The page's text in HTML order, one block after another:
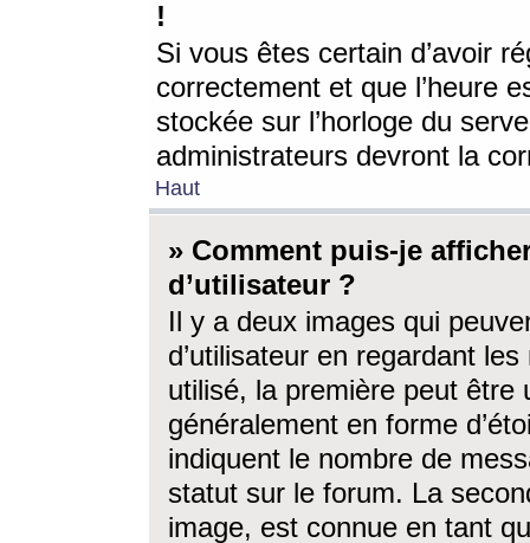
!
Si vous êtes certain d’avoir
correctement et que l’heure
stockée sur l’horloge du
administrateurs devront la
Haut
» Comment puis-je
d’utilisateur ?
Il y a deux images qui
d’utilisateur en regardant
utilisé, la première peut être
généralement en forme
indiquent le nombre de
statut sur le forum. La
image, est connue en tant